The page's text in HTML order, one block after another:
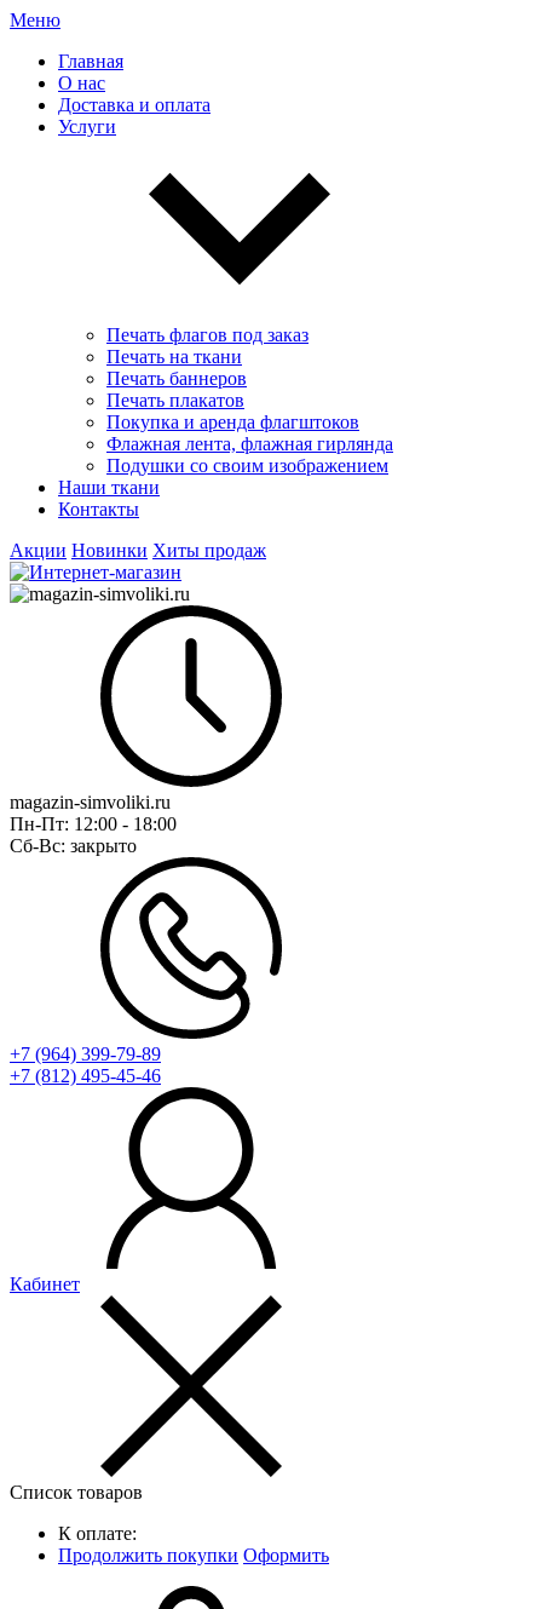
Меню
Главная
О нас
Доставка и оплата
Услуги
Печать флагов под заказ
Печать на ткани
Печать баннеров
Печать плакатов
Покупка и аренда флагштоков
Флажная лента, флажная гирлянда
Подушки со своим изображением
Наши ткани
Контакты
Акции Новинки Хиты продаж
magazin-simvoliki.ru
Пн-Пт: 12:00 - 18:00
Сб-Вс: закрыто
+7 (964) 399-79-89
+7 (812) 495-45-46
Кабинет
Список товаров
К оплате:
Продолжить покупки Оформить